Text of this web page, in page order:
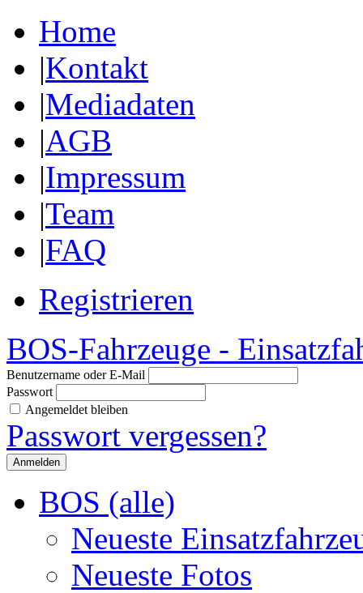
Home
|Kontakt
|Mediadaten
|AGB
|Impressum
|Team
|FAQ
Registrieren
BOS-Fahrzeuge -
Benutzername oder E-Mail
Passwort
Angemeldet bleiben
Passwort vergessen?
BOS (alle)
Neueste
Neueste Fotos